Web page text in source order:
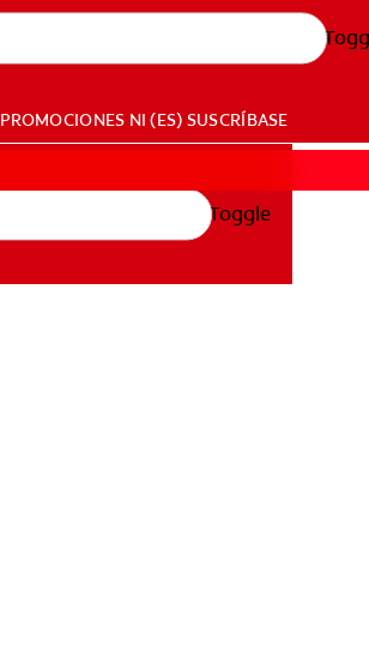
PROMOCIONES NI (ES) SUSCRÍBASE
Toggle